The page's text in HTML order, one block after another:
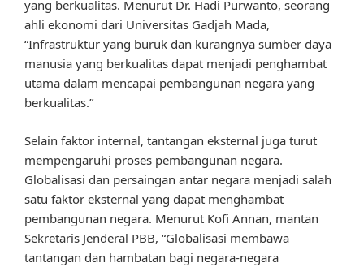
yang berkualitas. Menurut Dr. Hadi Purwanto, seorang
ahli ekonomi dari Universitas Gadjah Mada,
“Infrastruktur yang buruk dan kurangnya sumber daya
manusia yang berkualitas dapat menjadi penghambat
utama dalam mencapai pembangunan negara yang
berkualitas.”
Selain faktor internal, tantangan eksternal juga turut
mempengaruhi proses pembangunan negara.
Globalisasi dan persaingan antar negara menjadi salah
satu faktor eksternal yang dapat menghambat
pembangunan negara. Menurut Kofi Annan, mantan
Sekretaris Jenderal PBB, “Globalisasi membawa
tantangan dan hambatan bagi negara-negara